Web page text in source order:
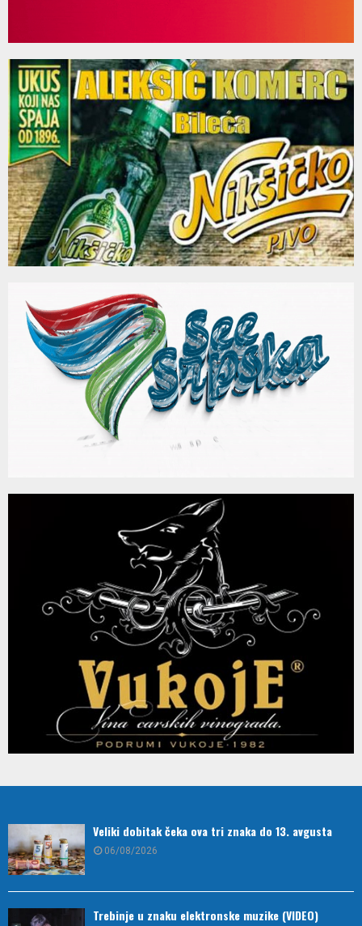
Veliki dobitak čeka ova tri znaka do 13. avgusta
06/08/2026
Trebinje u znaku elektronske muzike (VIDEO)